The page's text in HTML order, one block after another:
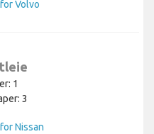
Volvo
1
3
Nissan